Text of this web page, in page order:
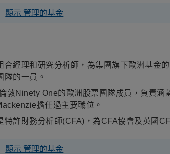
顯示 管理的基金
經理和研究分析師，為集團旗下歐洲基金
隊的一員。
敦Ninety One的歐洲股票團隊成員，負責涵
擔任過主要職位。
特許財務分析師(CFA) ，為CFA協會及英國
顯示 管理的基金